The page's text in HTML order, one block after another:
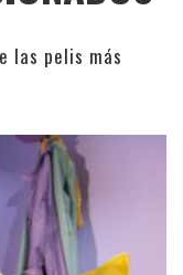
las pelis más